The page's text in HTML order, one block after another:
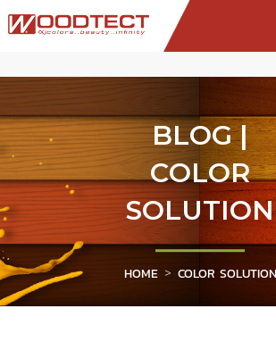
BLOG |
COLOR
SOLUTION
HOME COLOR SOLUTION